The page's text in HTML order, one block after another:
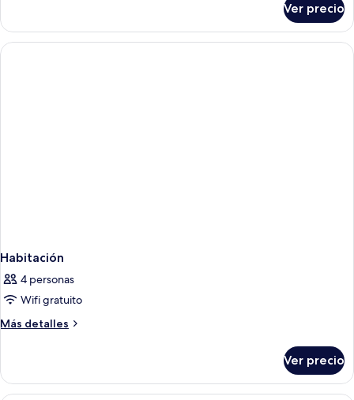
camas
individuales
estándar
con
2
Ver precio
Habitación
4 personas
Wifi gratuito
Más detalles
Más
Ver precio